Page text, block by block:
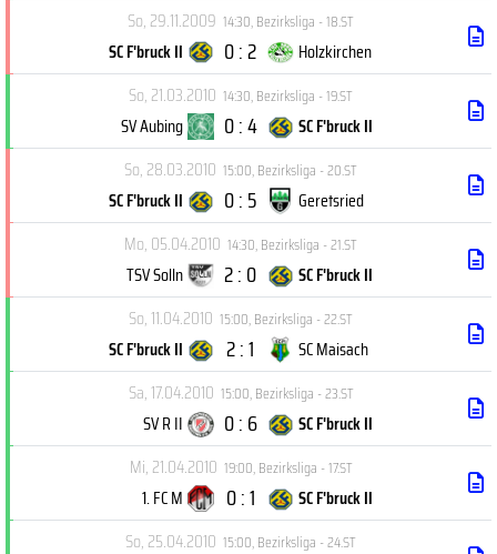
So, 29.11.2009 14:30,Bezirksliga - 18.ST
SC F'bruck II 0 : 2
Holzkirchen
So, 21.03.2010 14:30,Bezirksliga - 19.ST
SV Aubing 0 : 4
SC F'bruck II
So, 28.03.2010 15:00,Bezirksliga - 20.ST
SC F'bruck II 0 : 5
Geretsried
Mo, 05.04.2010 14:30,Bezirksliga - 21.ST
TSV Solln 2 : 0
SC F'bruck II
So, 11.04.2010 15:00,Bezirksliga - 22.ST
SC F'bruck II 2 : 1
SC Maisach
Sa, 17.04.2010 15:00,Bezirksliga - 23.ST
SV R II 0 : 6
SC F'bruck II
Mi, 21.04.2010 19:00,Bezirksliga - 17.ST
1. FC M 0 : 1
SC F'bruck II
So, 25.04.2010 15:00,Bezirksliga - 24.ST